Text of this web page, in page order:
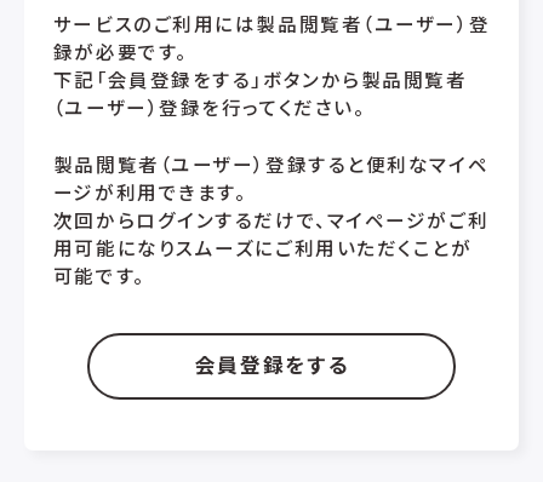
サービスのご利用には製品閲覧者（ユーザー）登
録が必要です。
下記「会員登録をする」ボタンから製品閲覧者
（ユーザー）登録を行ってください。
製品閲覧者（ユーザー）登録すると便利なマイペ
ージが利用できます。
次回からログインするだけで、マイページがご利
用可能になりスムーズにご利用いただくことが
可能です。
会員登録をする